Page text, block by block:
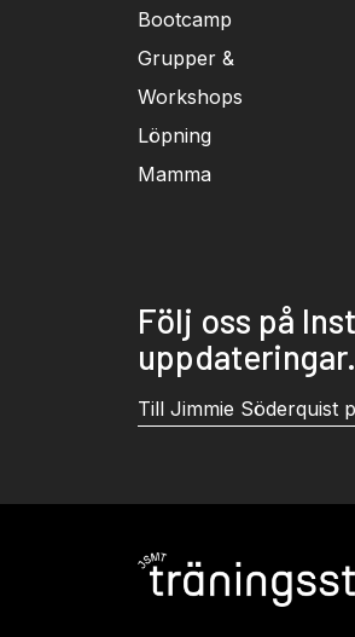
Bootcamp
Grupper &
Workshops
Löpning
Mamma
Följ oss på
uppdateringar.
Till Jimmie Söderquist